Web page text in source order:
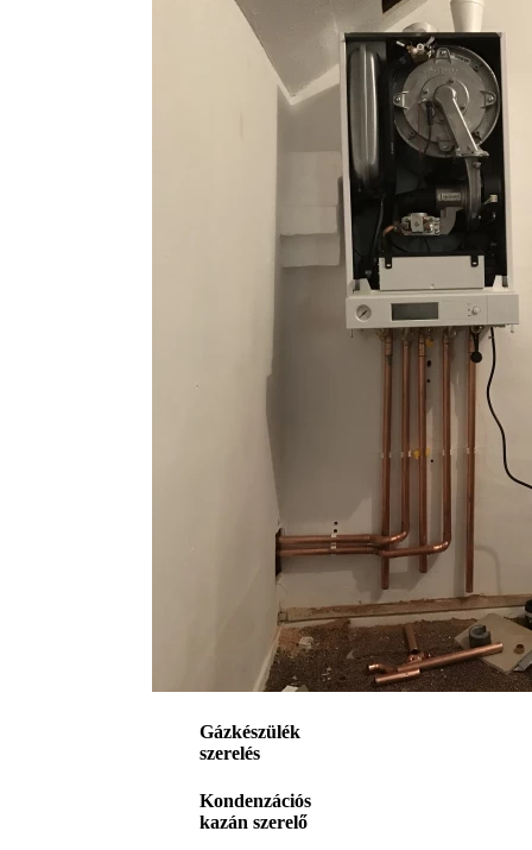
Gázkészülék
szerelés
Kondenzációs
kazán szerelő